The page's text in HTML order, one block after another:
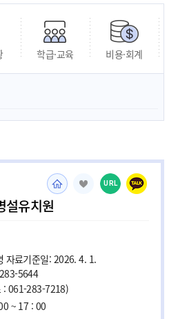
학급·교육 비용·회계
설유치원
URL
자료기준일: 2026. 4. 1.
5644
: 061-283-7218)
~ 17 : 00